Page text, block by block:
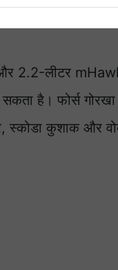
2.2-लीटर
है। फोर्स गोरखा
स्कोडा कुशाक और